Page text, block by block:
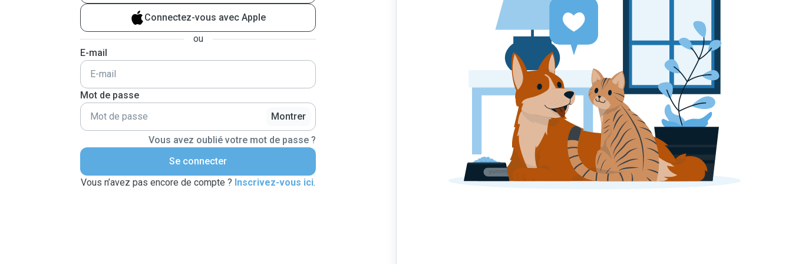
Connectez-vous avec Apple
ou
E-mail
Mot de passe
Montrer
Vous avez oublié votre mot de passe ?
Se connecter
Vous n’avez pas encore de compte ? Inscrivez-vous ici.